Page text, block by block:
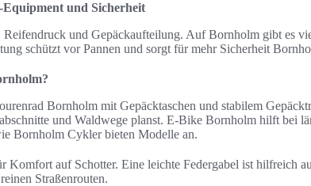
und Sicherheit
und Gepäckaufteilung. Auf Bornholm gibt es
schützt vor Pannen und sorgt für mehr Sicherheit
Bornholm mit Gepäcktaschen und stabilem
und Waldwege planst. E-Bike Bornholm hilft bei
Bornholm Cykler bieten Modelle an.
Komfort auf Schotter. Eine leichte Federgabel ist hilfreich
Straßenrouten.